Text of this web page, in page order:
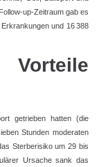
up-Zeitraum gab es
und 16 388
getrieben hatten (die
Stunden moderaten
Sterberisiko um 29 bis
Ursache sank das